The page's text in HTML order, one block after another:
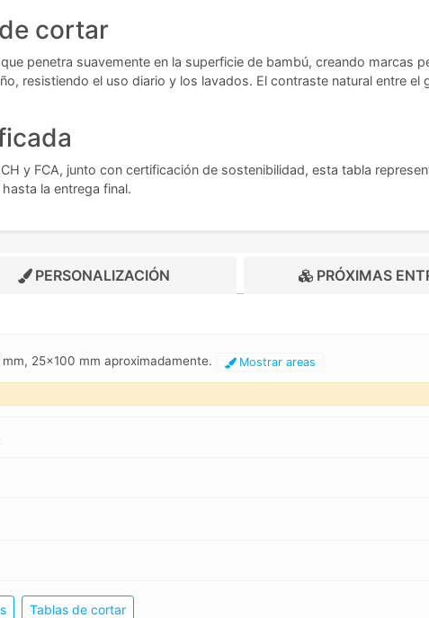
cortar
que penetra suavemente en la superficie de bambú, creando marcas
resistiendo el uso diario y los lavados. El contraste natural entre
y FCA, junto con certificación de sostenibilidad, esta tabla
la entrega final.
PERSONALIZACIÓN PRÓXIMAS
25x100 mm aproximadamente. Mostrar areas
Tablas de cortar